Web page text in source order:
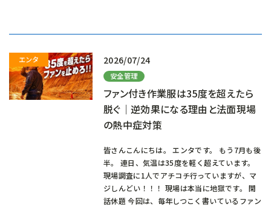
2026/07/24
安全管理
ファン付き作業服は35度を超えたら
脱ぐ｜逆効果になる理由と法面現場
の熱中症対策
皆さんこんにちは。 エンタです。 もう7月も後
半。 連日、気温は35度を軽く超えています。
現場調査に1人でアチコチ行っていますが、マ
ジしんどい！！！ 現場は本当に地獄です。 閑
話休題 今回は、毎年しつこく書いているファン